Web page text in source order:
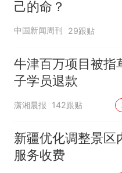
己的命？
中国新闻周刊 29跟贴
牛津百万项目被指
子学员退款
潇湘晨报 142跟贴
新疆优化调整景区
服务收费